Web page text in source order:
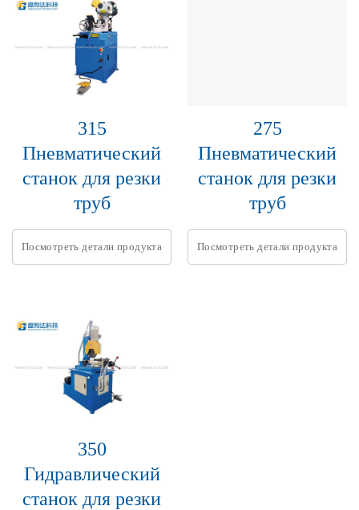
315
Пневматический
станок для резки
труб
Посмотреть детали продукта
275
Пневматический
станок для резки
труб
Посмотреть детали продукта
350
Гидравлический
станок для резки